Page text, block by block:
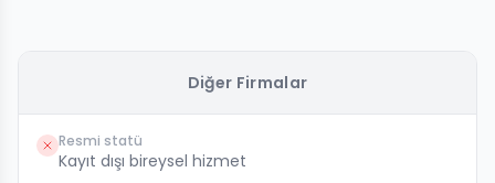
Diğer Firmalar
Resmi statü
Kayıt dışı bireysel hizmet